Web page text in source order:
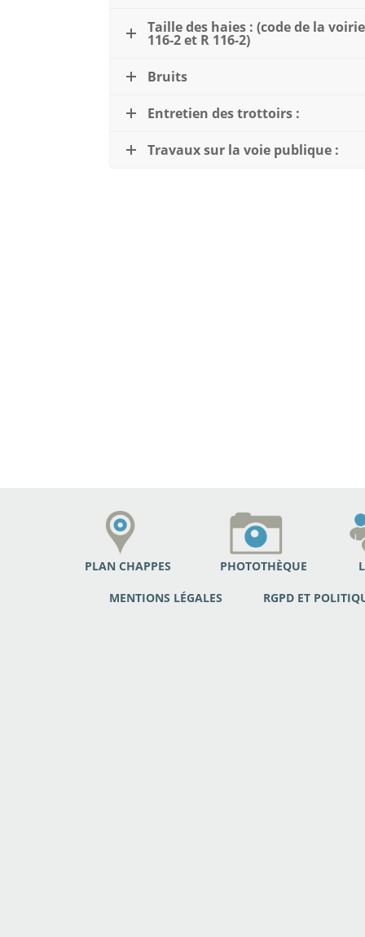
Taille des haies : (code de la
116-2 et R 116-2)
Bruits
Entretien des trottoirs :
Travaux sur la voie publique :
PLAN CHAPPES PHOTOTHÈQUE
MENTIONS LÉGALES RGPD ET